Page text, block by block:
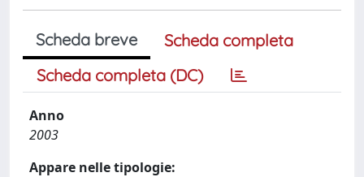
Scheda breve
Scheda completa
Scheda completa (DC)
Anno
2003
Appare nelle tipologie: